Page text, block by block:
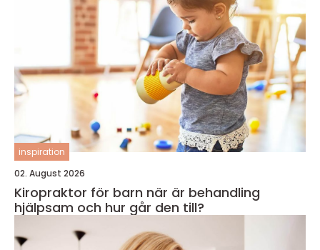
inspiration
02. August 2026
Kiropraktor för barn när är behandling
hjälpsam och hur går den till?